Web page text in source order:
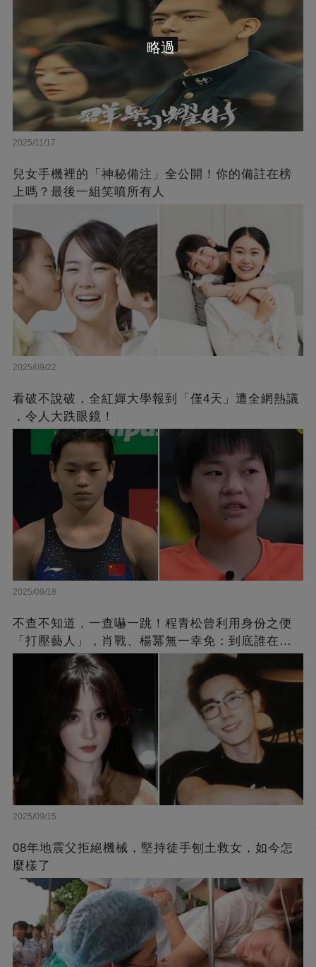
2025/11/17
兒女手機裡的「神秘備注」全公開！你的備註在榜
上嗎？最後一組笑噴所有人
2025/09/22
看破不說破，全紅嬋大學報到「僅4天」遭全網熱議
，令人大跌眼鏡！
2025/09/18
不查不知道，一查嚇一跳！程青松曾利用身份之便
「打壓藝人」，肖戰、楊冪無一幸免：到底誰在給
2025/09/15
08年地震父拒絕機械，堅持徒手刨土救女，如今怎
麼樣了
略過